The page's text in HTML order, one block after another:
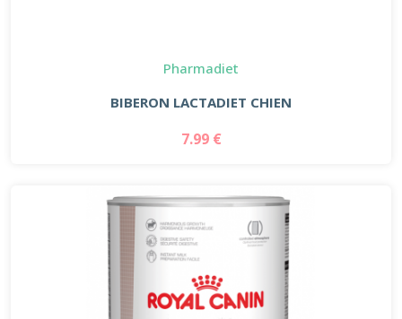
Pharmadiet
BIBERON LACTADIET CHIEN
7.99 €